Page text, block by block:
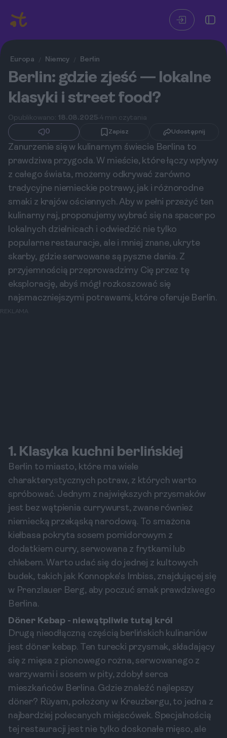
Europa / Niemcy / Berlin
Berlin: gdzie zjeść — lokalne
klasyki i street food?
Opublikowano: 18.08.2025 4 min czytania
0
Zapisz Udostępnij
Zanurzenie się w kulinarnym świecie Berlina to
prawdziwa przygoda. W mieście, które łączy wpływy
z całego świata, możemy odkrywać zarówno
tradycyjne niemieckie potrawy, jak i różnorodne
smaki z krajów ościennych. Aby w pełni przeżyć ten
kulinarny raj, proponujemy wybrać się na spacer po
lokalnych dzielnicach i odwiedzić nie tylko
popularne restauracje, ale i mniej znane, ukryte
skarby, gdzie serwowane są pyszne dania. Z
przyjemnością przeprowadzimy Cię przez tę
eksplorację, abyś mógł rozkoszować się
najsmaczniejszymi potrawami, które oferuje Berlin.
REKLAMA
1. Klasyka kuchni berlińskiej
Berlin to miasto, które ma wiele
charakterystycznych potraw, z których warto
spróbować. Jednym z największych przysmaków
jest bez wątpienia currywurst, zwane również
niemiecką przekąską narodową. To smażona
kiełbasa pokryta sosem pomidorowym z
dodatkiem curry, serwowana z frytkami lub
chlebem. Warto udać się do jednej z kultowych
budek, takich jak Konnopke's Imbiss, znajdującej się
w Prenzlauer Berg, aby poczuć smak prawdziwego
Berlina.
Döner Kebap - niewątpliwie tutaj król
Drugą nieodłączną częścią berlińskich kulinariów
jest döner kebap. Ten turecki przysmak, składający
się z mięsa z pionowego rożna, serwowanego z
warzywami i sosem w pity, zdobył serca
mieszkańców Berlina. Gdzie znaleźć najlepszy
döner? Rüyam, położony w Kreuzbergu, to jedna z
najbardziej polecanych miejscówek. Specjalnością
tej restauracji jest nie tylko doskonałe mięso, ale